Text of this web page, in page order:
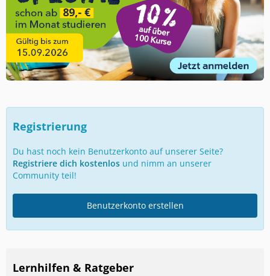
Registrierung
Du hast noch kein Benutzerkonto auf unserer Seite?
Registriere dich kostenlos und nimm an unserer
Community teil!
Benutzerkonto erstellen
Lernhilfen & Ratgeber